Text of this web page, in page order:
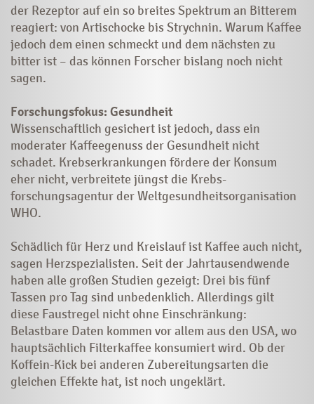
der Rezeptor auf ein so breites Spektrum an Bitterem
rea­giert: von Artischocke bis Strychnin. Warum Kaffee
jedoch dem einen schmeckt und dem nächsten zu
bitter ist – das können Forscher bislang noch nicht
sagen.
Forschungsfokus: Gesundheit
Wissenschaftlich gesichert ist jedoch, dass ein
moderater Kaffeegenuss der Gesundheit nicht
schadet. Krebserkrankungen fördere der Konsum
eher nicht, verbreitete jüngst die Krebs­
forschungsagentur der Weltgesundheitsorganisation
WHO.
Schädlich für Herz und Kreislauf ist Kaffee auch nicht,
sagen Herzspezialisten. Seit der Jahrtausendwende
haben alle großen Studien gezeigt: Drei bis fünf
Tassen pro Tag sind unbedenklich. Allerdings gilt
diese Faustregel nicht ohne Einschränkung:
Belastbare Daten kommen vor allem aus den USA, wo
hauptsächlich Filterkaffee konsumiert wird. Ob der
Koffein-Kick bei anderen Zubereitungsarten die
gleichen Effekte hat, ist noch ungeklärt.